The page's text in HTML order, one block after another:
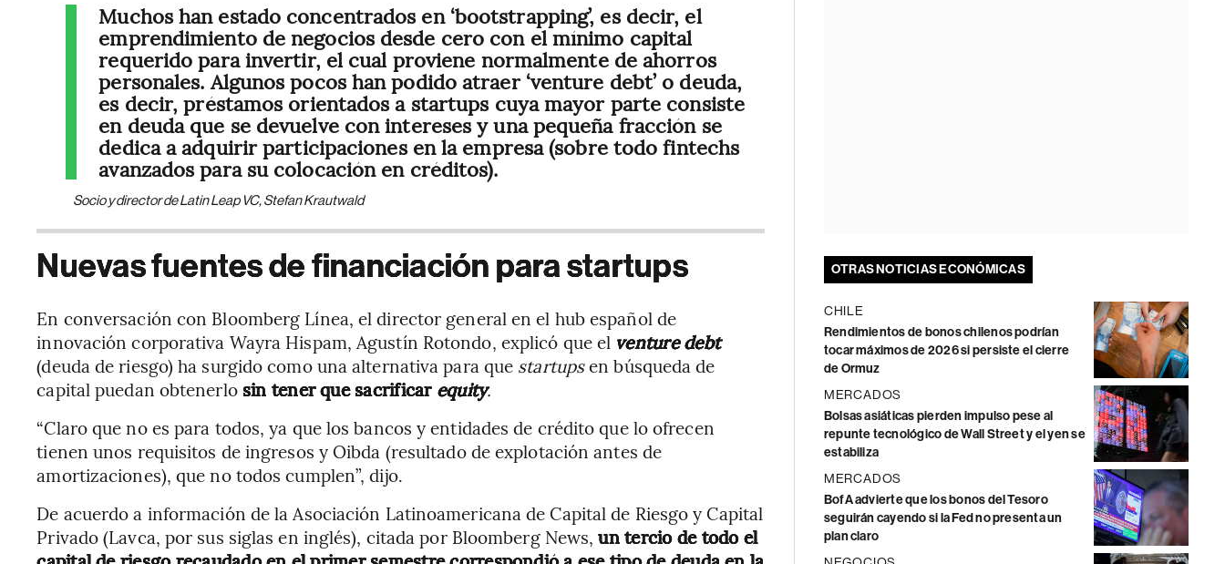
Muchos han estado concentrados en ‘bootstrapping’, es decir, el
emprendimiento de negocios desde cero con el mínimo capital
requerido para invertir, el cual proviene normalmente de ahorros
personales. Algunos pocos han podido atraer ‘venture debt’ o deuda,
es decir, préstamos orientados a startups cuya mayor parte consiste
en deuda que se devuelve con intereses y una pequeña fracción se
dedica a adquirir participaciones en la empresa (sobre todo fintechs
avanzados para su colocación en créditos).
Socio y director de Latin Leap VC, Stefan Krautwald
Nuevas fuentes de financiación para startups
En conversación con Bloomberg Línea, el director general en el hub español de
innovación corporativa Wayra Hispam, Agustín Rotondo, explicó que el venture debt
(deuda de riesgo) ha surgido como una alternativa para que startupsen búsqueda de
capital puedan obtenerlo sin tener que sacrificar equity.
“Claro que no es para todos, ya que los bancos y entidades de crédito que lo ofrecen
tienen unos requisitos de ingresos y Oibda (resultado de explotación antes de
amortizaciones), que no todos cumplen”, dijo.
De acuerdo a información de la Asociación Latinoamericana de Capital de Riesgo y Capital
Privado (Lavca, por sus siglas en inglés), citada por Bloomberg News, un tercio de todo el
OTRAS NOTICIAS ECONÓMICAS
CHILE
Rendimientos de bonos chilenos podrían
tocar máximos de 2026 si persiste el cierre
de Ormuz
MERCADOS
Bolsas asiáticas pierden impulso pese al
repunte tecnológico de Wall Street y el yen se
estabiliza
MERCADOS
BofA advierte que los bonos del Tesoro
seguirán cayendo si la Fed no presenta un
plan claro